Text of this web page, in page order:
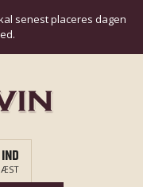
senest placeres dagen